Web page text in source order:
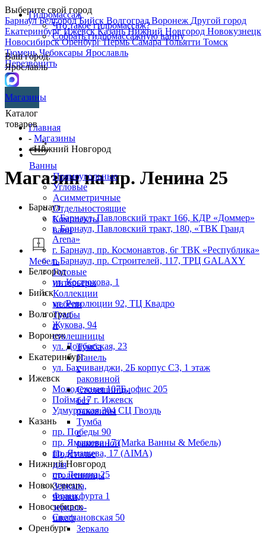
Выберите свой город
БарнаулБелгородБийск ВолгоградВоронеж Другой город
ЕкатеринбургИжевскКазаньНижний Новгород Новокузнецк
НовосибирскОренбургПермьСамараТольятти Томск
ТюменьЧебоксары Ярославль
Перезвонить
Гидромассаж
Что такое гидромассаж?
Собрать гидромассажную ванну
Ваш город:
Ярославль
Магазины
Каталог
товаров
Ванны
Прямоугольные
Угловые
Асимметричные
Отдельностоящие
Комплекты
ванн
Мебель
Готовые
интерьеры
Коллекции
мебели
Тумбы
и
столешницы
Тумба
Панель
с
раковиной
Столешницы
без
раковины
Тумба
с
раковиной
Подстолье
для
столешницы
Зеркала,
полки,
зеркало-
шкаф
Зеркало
Главная
- Магазины
- Нижний Новгород
Магазин на пр. Ленина 25
Барнаул
г. Барнаул, Павловский тракт 166, КДР «Доммер»
г. Барнаул,​ ​Павловский тракт, 180, «ТВК Гранд
Arena»
г. Барнаул, пр. Космонавтов, 6г ТВК «Республика»
г. Барнаул, пр. Строителей, 117, ТРЦ GALAXY
Белгород
ул. Костюкова, 1
Бийск
ул. Революции 92, ТЦ Квадро
Волгоград
Жукова, 94
Воронеж
ул. Донбасская, 23
Екатеринбург
ул. Бахчиванджи, 2Б корпус С3, 1 этаж
Ижевск
Молодежная 107Б, офис 205
Пойма 17 г. Ижевск
Удмуртская 304 СЦ Гвоздь
Казань
пр. Победы 90
пр. Ямашева 17 (Marka Ванны & Мебель)
пр. Ямашева, 17 (AIMA)
Нижний Новгород
пр. Ленина 25
Новокузнецк
Франкфурта 1
Новосибирск
Светлановская 50
Оренбург